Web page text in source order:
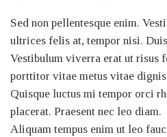
Sed non pellentesque enim.
ultrices felis at, tempor nisi.
Vestibulum viverra erat ut risus
porttitor vitae metus vitae
Quisque luctus mi tempor orci
placerat. Praesent nec leo diam.
Aliquam tempus enim ut leo